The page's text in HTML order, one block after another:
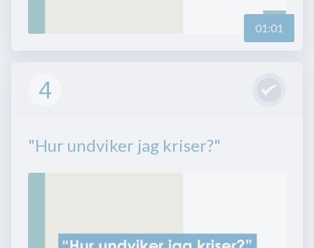
01:01
4
"Hur undviker jag kriser?"